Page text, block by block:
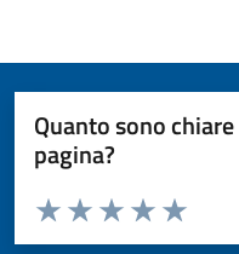
Quanto sono
pagina?
Valuta da 1 a 5 stelle la pagina
Valuta 5
Valuta 4
Valuta 3 stelle
Valuta 2 stelle su 5
Valuta 1 stelle su 5